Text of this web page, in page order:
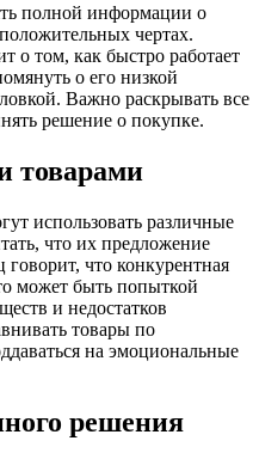
полной информации о
чертах.
о том, как быстро работает
о его низкой
Важно раскрывать все
решение о покупке.
товарами
использовать различные
что их предложение
что конкурентная
может быть попыткой
и недостатков
товары по
на эмоциональные
решения